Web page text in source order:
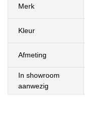
Merk
Kleur
Afmeting
In showroom
aanwezig